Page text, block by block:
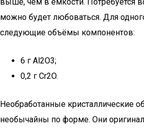
можно будет любоваться. Для
следующие объёмы компонентов:
6 г Al2O3;
0,2 г Cr2O.
Необработанные кристаллические
необычайны по форме. Они